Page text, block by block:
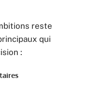
reste
qui
: